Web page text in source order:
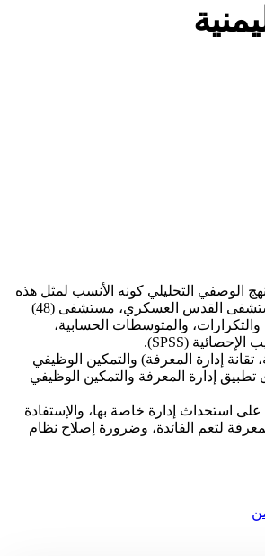
الوصفي التحليلي كونه الأنسب لمثل هذه
الدراسة، حيث يتكون مجتمع الدراسة من جميع العاملين في المستشفيات العسكرية بصنعاء، والمتمثلة في: (المستشفى العسكري العام، مركز القلب العسكري، مستشفى القدس العسكري، مستشفى (48)
والتكرارات، والمتوسطات الحسابية،
إدارة المعرفة) والتمكين الوظيفي
إدارة المعرفة والتمكين الوظيفي
استحداث إدارة خاصة بها، والإستفادة
المعرفة لتعم الفائدة، وضرورة إصلاح نظام